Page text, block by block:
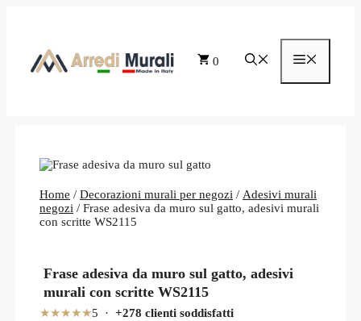
0
Home / Decorazioni murali per negozi / Adesivi murali
negozi / Frase adesiva da muro sul gatto, adesivi murali
con scritte WS2115
Frase adesiva da muro sul gatto, adesivi
murali con scritte WS2115
★★★★★5 · +278 clienti soddisfatti